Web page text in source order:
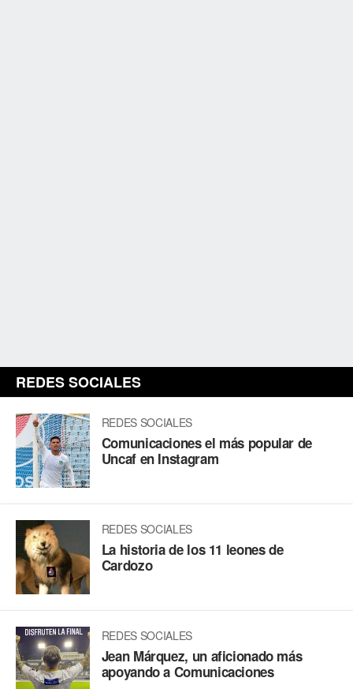
REDES SOCIALES
REDES SOCIALES
Comunicaciones el más popular de
Uncaf en Instagram
REDES SOCIALES
La historia de los 11 leones de
Cardozo
REDES SOCIALES
Jean Márquez, un aficionado más
apoyando a Comunicaciones